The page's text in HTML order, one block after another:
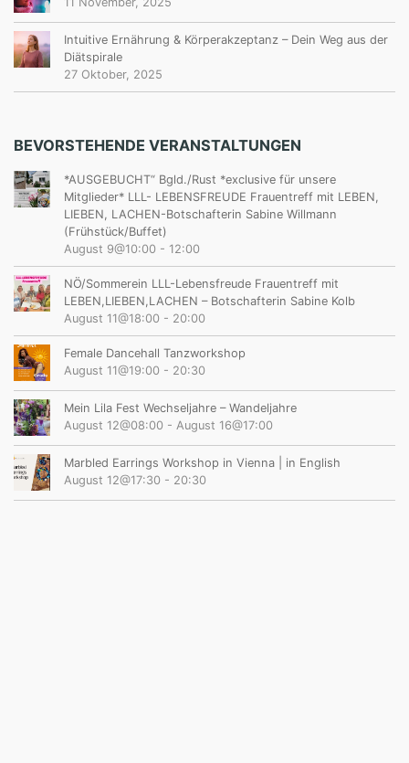
Intuitive Ernährung & Körperakzeptanz – Dein Weg aus der
Diätspirale
27 Oktober, 2025
BEVORSTEHENDE VERANSTALTUNGEN
*AUSGEBUCHT“ Bgld./Rust *exclusive für unsere
Mitglieder* LLL- LEBENSFREUDE Frauentreff mit LEBEN,
LIEBEN, LACHEN-Botschafterin Sabine Willmann
(Frühstück/Buffet)
August 9@10:00 - 12:00
NÖ/Sommerein LLL-Lebensfreude Frauentreff mit
LEBEN,LIEBEN,LACHEN – Botschafterin Sabine Kolb
August 11@18:00 - 20:00
Female Dancehall Tanzworkshop
August 11@19:00 - 20:30
Mein Lila Fest Wechseljahre – Wandeljahre
August 12@08:00 - August 16@17:00
Marbled Earrings Workshop in Vienna | in English
August 12@17:30 - 20:30